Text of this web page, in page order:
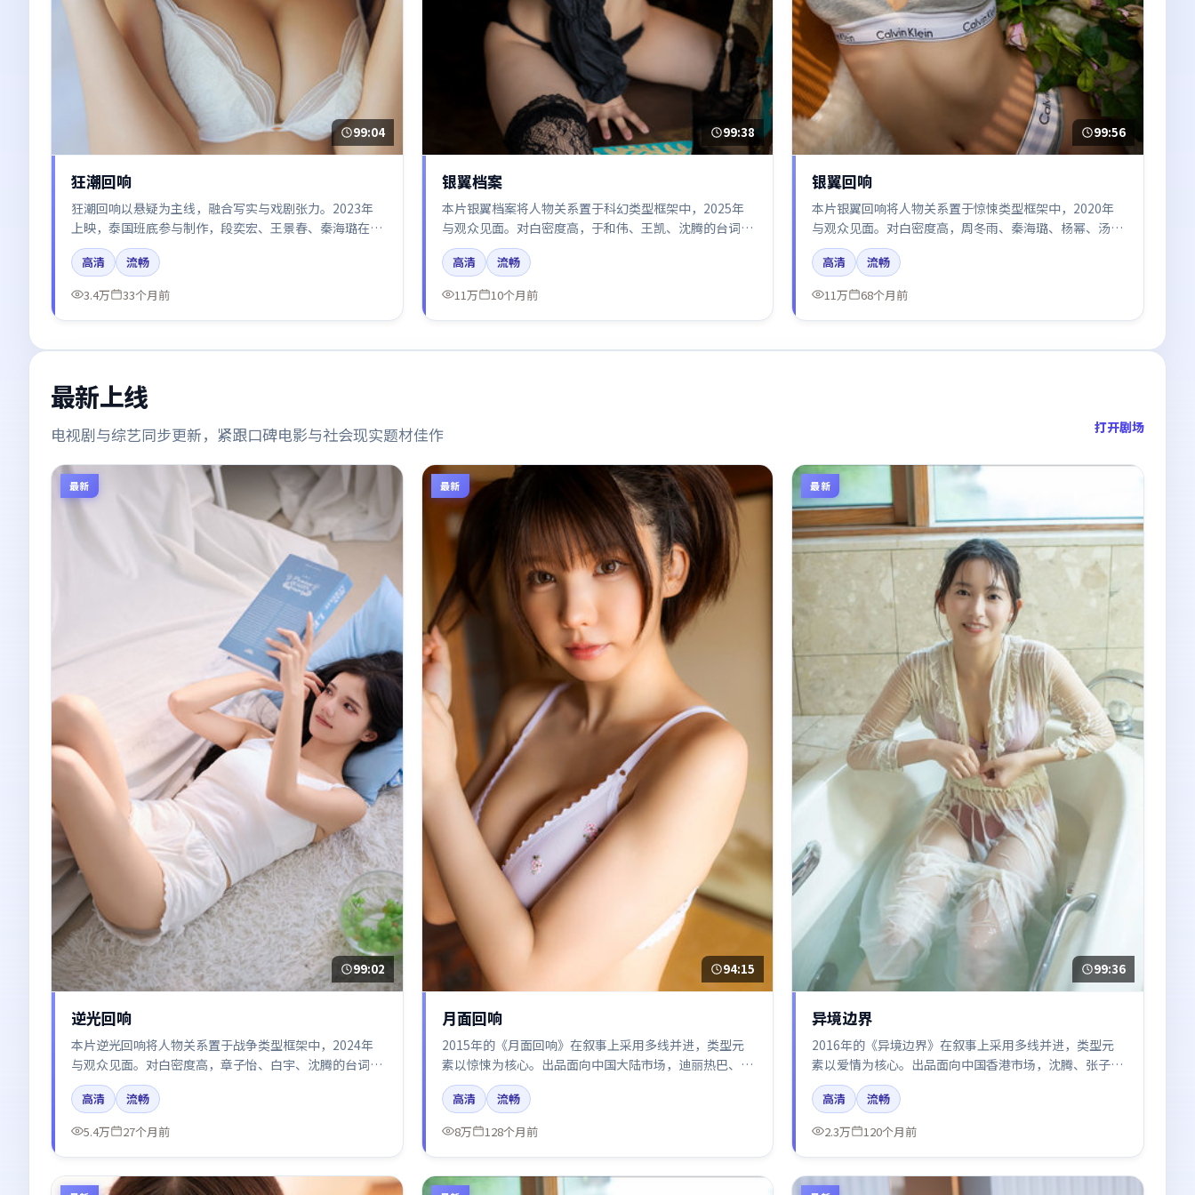
99:04
狂潮回响
狂潮回响以悬疑为主线，融合写实与戏剧张力。2023年
上映，泰国班底参与制作，段奕宏、王景春、秦海璐在片
中呈现细腻表演，影像风格统一，配乐与剪辑强化了情绪
曲线。
高清
流畅
3.4万
33个月前
99:38
银翼档案
本片银翼档案将人物关系置于科幻类型框架中，2025年
与观众见面。对白密度高，于和伟、王凯、沈腾的台词节
奏值得关注；整体气质偏英国都市与冷色调摄影。
高清
流畅
11万
10个月前
99:56
银翼回响
本片银翼回响将人物关系置于惊悚类型框架中，2020年
与观众见面。对白密度高，周冬雨、秦海璐、杨幂、汤
唯、张译的台词节奏值得关注；整体气质偏中国大陆都市
与冷色调摄影。
高清
流畅
11万
68个月前
最新上线
电视剧与综艺同步更新，紧跟口碑电影与社会现实题材佳作 打开剧场
最新
99:02
逆光回响
本片逆光回响将人物关系置于战争类型框架中，2024年
与观众见面。对白密度高，章子怡、白宇、沈腾的台词节
奏值得关注；整体气质偏泰国都市与冷色调摄影。
高清
流畅
5.4万
27个月前
最新
94:15
月面回响
2015年的《月面回响》在叙事上采用多线并进，类型元
素以惊悚为核心。出品面向中国大陆市场，迪丽热巴、周
迅、段奕宏、谭卓、倪妮所饰角色推动关键反转，结尾留
白引发讨论。
高清
流畅
8万
128个月前
最新
99:36
异境边界
2016年的《异境边界》在叙事上采用多线并进，类型元
素以爱情为核心。出品面向中国香港市场，沈腾、张子
枫、木村拓哉、张译所饰角色推动关键反转，结尾留白引
发讨论。
高清
流畅
2.3万
120个月前